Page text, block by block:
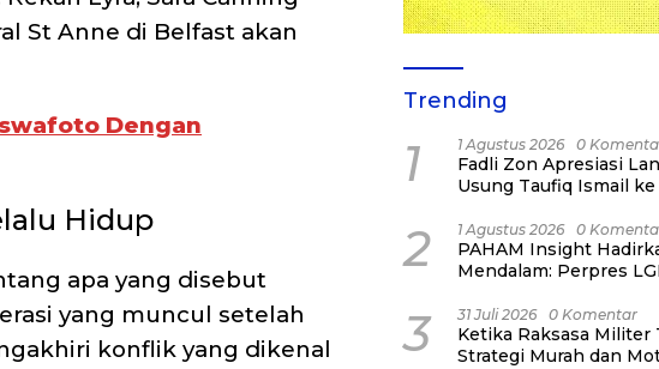
St Anne di Belfast akan
Dengan
Hidup
apa yang disebut
yang muncul setelah
konflik yang dikenal
Trending
1 1 Agustus 2026 0
Fadli Zon Apresiasi
Usung Taufiq Ismail
2 1 Agustus 2026 0
PAHAM Insight
Mendalam: Perpres
Bukan Ancaman
3 31 Juli 2026 0 Komentar
Ketika Raksasa Militer
Strategi Murah dan